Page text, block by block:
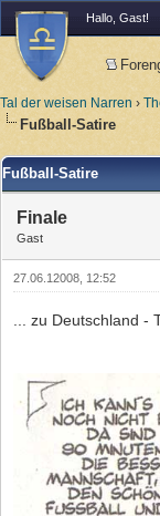
Hallo, Gast!
Tal der weisen Narren ›
Fußball-Satire
Fußball-Satire
Finale
Gast
27.06.12008, 12:52
... zu Deutschland